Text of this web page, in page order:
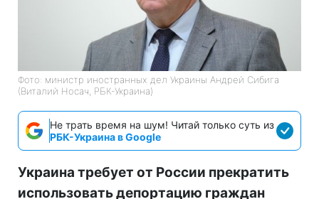
Фото: министр иностранных дел Украины Андрей Сибига
(Виталий Носач, РБК-Украина)
Не трать время на шум! Читай только суть из
РБК-Украина в Google
Украина требует от России прекратить
использовать депортацию граждан